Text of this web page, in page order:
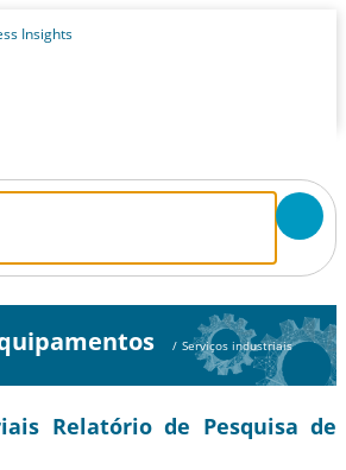
/ Serviços industriais
Relatório de Pesquisa de